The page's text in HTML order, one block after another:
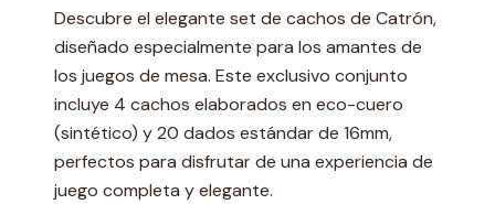
Descubre el elegante set de cachos de Catrón,
diseñado especialmente para los amantes de
los juegos de mesa. Este exclusivo conjunto
incluye 4 cachos elaborados en eco-cuero
(sintético) y 20 dados estándar de 16mm,
perfectos para disfrutar de una experiencia de
juego completa y elegante.